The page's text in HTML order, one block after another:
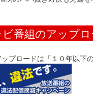
番組のアップロ
プロードは「１０年以下